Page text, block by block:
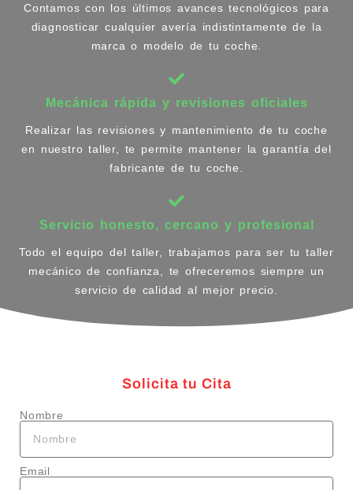
Contamos con los últimos avances tecnológicos para
diagnosticar cualquier avería indistintamente de la
marca o modelo de tu coche.
Mecánica rápida y revisiones oficiales
Realizar las revisiones y mantenimiento de tu coche
en nuestro taller, te permite mantener la garantía del
fabricante de tu coche.
Servicio honesto, cercano y profesional
Todo el equipo del taller, trabajamos para ser tu taller
mecánico de confianza, te ofreceremos siempre un
servicio de calidad al mejor precio.
Solicita tu Cita
Nombre
Email